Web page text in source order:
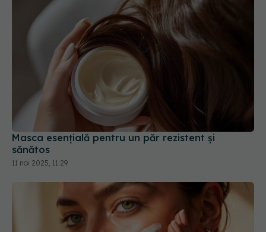
Masca esențială pentru un păr rezistent și
sănătos
11 noi 2025, 11:29